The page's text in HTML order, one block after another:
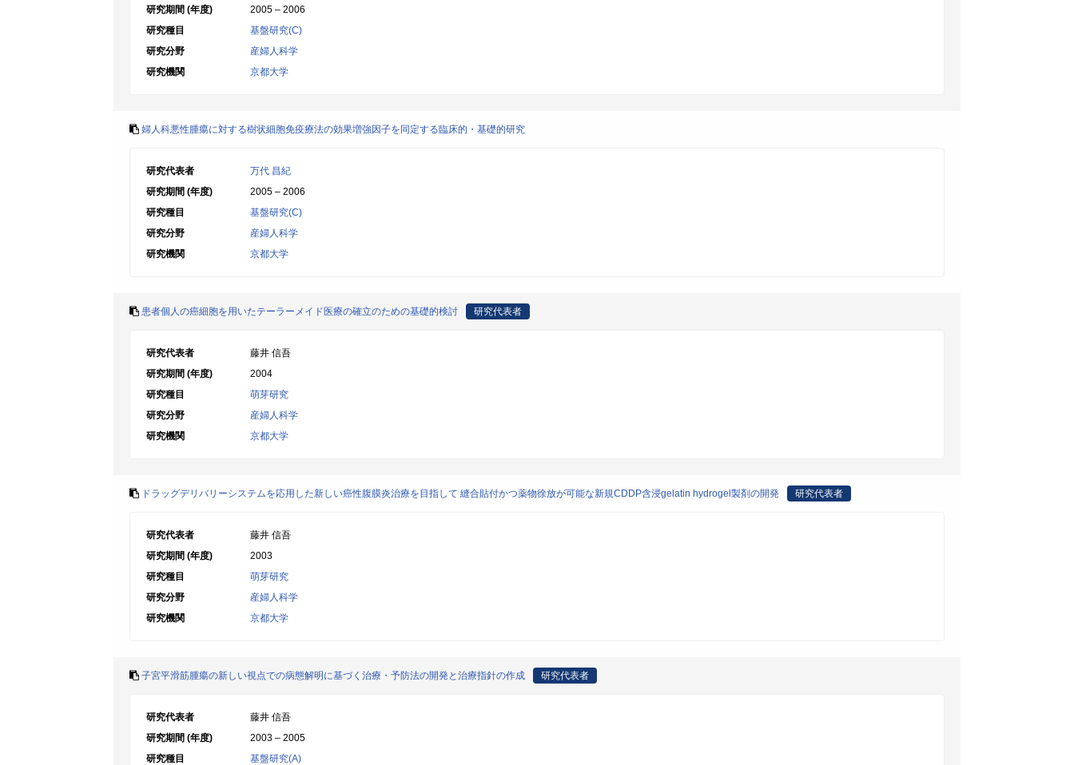
研究期間 (年度)
2005 – 2006
研究種目
基盤研究(C)
研究分野
産婦人科学
研究機関
京都大学
婦人科悪性腫瘍に対する樹状細胞免疫療法の効果増強因子を同定する臨床的・基礎的研究
研究代表者
万代 昌紀
研究期間 (年度)
2005 – 2006
研究種目
基盤研究(C)
研究分野
産婦人科学
研究機関
京都大学
患者個人の癌細胞を用いたテーラーメイド医療の確立のための基礎的検討 研究代表者
研究代表者
藤井 信吾
研究期間 (年度)
2004
研究種目
萌芽研究
研究分野
産婦人科学
研究機関
京都大学
ドラッグデリバリーシステムを応用した新しい癌性腹膜炎治療を目指して 縫合貼付かつ薬物徐放が可能な新規CDDP含浸gelatin hydrogel製剤の開発 研究代表者
研究代表者
藤井 信吾
研究期間 (年度)
2003
研究種目
萌芽研究
研究分野
産婦人科学
研究機関
京都大学
子宮平滑筋腫瘍の新しい視点での病態解明に基づく治療・予防法の開発と治療指針の作成 研究代表者
研究代表者
藤井 信吾
研究期間 (年度)
2003 – 2005
研究種目
基盤研究(A)